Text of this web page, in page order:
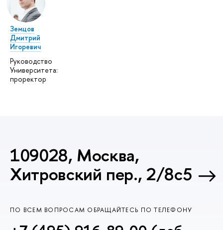
Земцов
Дмитрий
Игоревич
Руководство
Университета:
проректор
109028, Москва,
Хитровский пер., 2/8с5
ПО ВСЕМ ВОПРОСАМ ОБРАЩАЙТЕСЬ ПО ТЕЛЕФОНУ